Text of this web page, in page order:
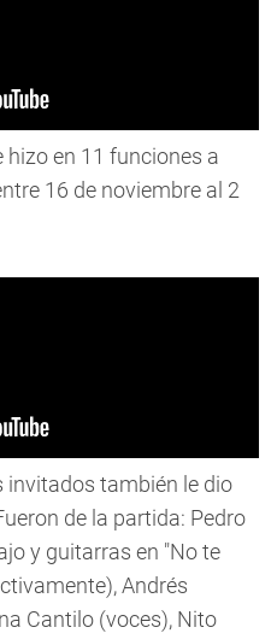
hizo en 11 funciones a
16 de noviembre al 2
invitados también le dio
de la partida: Pedro
y guitarras en "No te
Andrés
Cantilo (voces), Nito